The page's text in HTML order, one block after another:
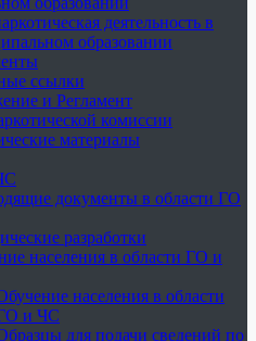
деятельность в
образовании
ссылки
и Регламент
комиссии
материалы
документы в области ГО
разработки
населения в области ГО и
населения в области
и ЧС
для подачи сведений по